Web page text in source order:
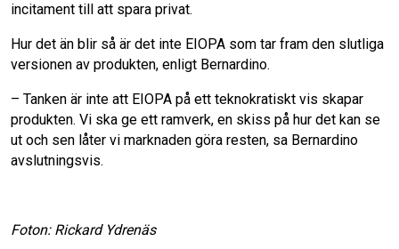
incitament till att spara privat.
Hur det än blir så är det inte EIOPA som tar fram den slutliga
versionen av produkten, enligt Bernardino.
– Tanken är inte att EIOPA på ett teknokratiskt vis skapar
produkten. Vi ska ge ett ramverk, en skiss på hur det kan se
ut och sen låter vi marknaden göra resten, sa Bernardino
avslutningsvis.
Foton: Rickard Ydrenäs